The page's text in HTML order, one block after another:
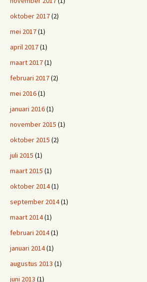
oktober 2017(2)
mei 2017(1)
april 2017(1)
maart 2017(1)
februari 2017(2)
mei 2016(1)
januari 2016(1)
november 2015 (1)
oktober 2015 (2)
juli 2015 (1)
maart 2015 (1)
oktober 2014(1)
september 2014(1)
maart 2014(1)
februari 2014(1)
januari 2014(1)
augustus 2013 (1)
juni 2013 (1)